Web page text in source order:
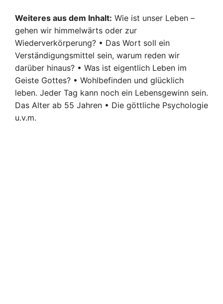
Weiteres aus dem Inhalt: Wie ist unser Leben –
gehen wir himmelwärts oder zur
Wiederverkörperung? • Das Wort soll ein
Verständigungsmittel sein, warum reden wir
darüber hinaus? • Was ist eigentlich Leben im
Geiste Gottes? • Wohlbefinden und glücklich
leben. Jeder Tag kann noch ein Lebensgewinn sein.
Das Alter ab 55 Jahren • Die göttliche Psychologie
u.v.m.